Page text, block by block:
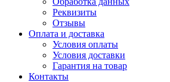
Реквизиты
Отзывы
Оплата и доставка
Условия оплаты
Условия доставки
Гарантия на товар
Контакты